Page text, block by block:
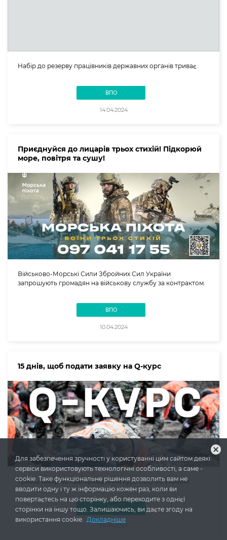
Набір до резерву працівників державних органів триває.
ВПО
14.04.2024
Приєднуйся до лицарів трьох стихій! Підкорюй
море, повітря та сушу!
Військово-Морські Сили Збройних Сил України
запрошують громадян на військову службу за контрактом.
ВПО
10.04.2024
15 днів, щоб подати заявку на Q-курс
Триває набір на Кваліфікаційний курс ССО ЗС України.
ВПО
Для забезпечення зручності у користуванні цим сайтом деякі
сервіси використовують технологічні особливості, а саме -
cookie. Таке функціональне рішення дозволить вам не
вводити одну і ту ж інформацію кожен раз, коли ви
повертаєтесь на цю сторінку, або переходите з однієї
сторінки на іншу тощо. Залишаючись, ви даєте згоду на
використання cookie. Докладніше
cancel